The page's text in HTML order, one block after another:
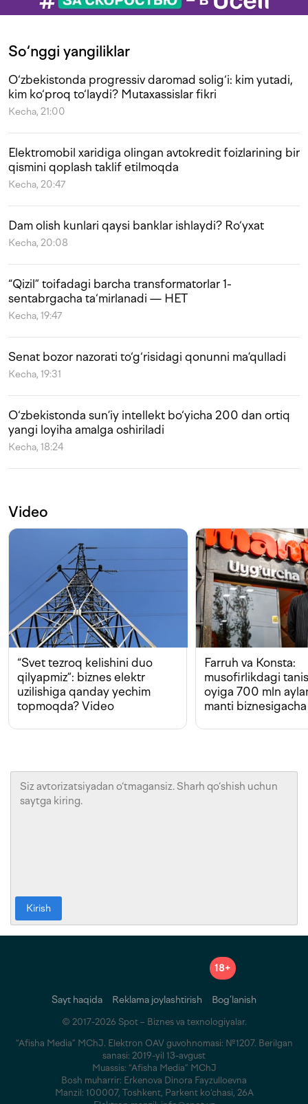
So‘nggi yangiliklar
O‘zbekistonda progressiv daromad solig‘i: kim yutadi,
kim ko‘proq to‘laydi? Mutaxassislar fikri
Kecha, 21:00
Elektromobil xaridiga olingan avtokredit foizlarining bir
qismini qoplash taklif etilmoqda
Kecha, 20:47
Dam olish kunlari qaysi banklar ishlaydi? Ro‘yxat
Kecha, 20:08
“Qizil” toifadagi barcha transformatorlar 1-
sentabrgacha ta‘mirlanadi — HET
Kecha, 19:47
Senat bozor nazorati to‘g‘risidagi qonunni ma’qulladi
Kecha, 19:31
O‘zbekistonda sun’iy intellekt bo‘yicha 200 dan ortiq
yangi loyiha amalga oshiriladi
Kecha, 18:24
Video
“Svet tezroq kelishini duo
qilyapmiz”: biznes elektr
uzilishiga qanday yechim
topmoqda? Video
Farruh va Konsta:
musofirlikdagi
oyiga 700 mln
manti biznesigacha
Kirish
18+
Sayt haqida Reklama joylashtirish Bog‘lanish
© 2017-2026 Spot – Biznes va texnologiyalar.
“Afisha Media” MChJ. Elektron OAV guvohnomasi: №1207. Berilgan
sanasi: 2019-yil 13-avgust
Muassis: “Afisha Media” MChJ
Bosh muharrir: Erkenova Dinora Fayzulloevna
Manzil: 100007, Toshkent, Parkent ko‘chasi, 26A